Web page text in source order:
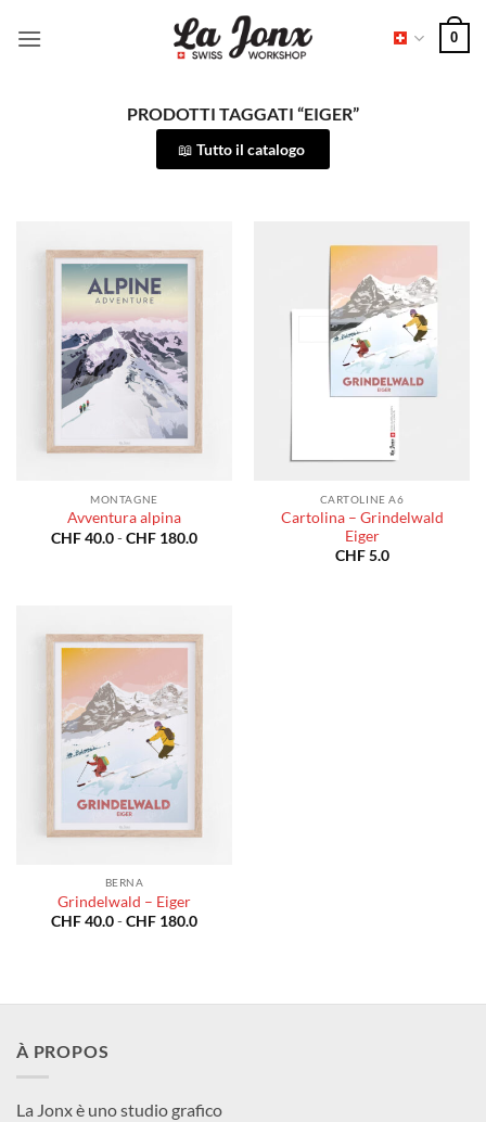
0
PRODOTTI TAGGATI “EIGER”
Tutto il catalogo
MONTAGNE
Avventura alpina
CHF40.0-CHF 180.0Fascia
CARTOLINE A6
Cartolina – Grindelwald
Eiger
CHF5.0
BERNA
Grindelwald – Eiger
CHF40.0-CHF 180.0Fascia
CHF 180.0
À PROPOS
La Jonx è uno studio grafico